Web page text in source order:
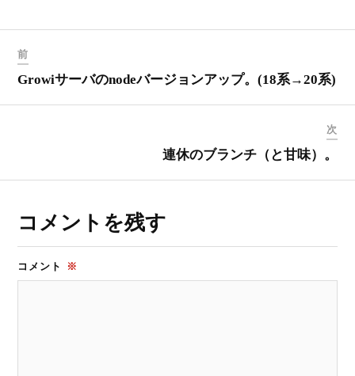
前
Growiサーバのnodeバージョンアップ。(18系→20系)
次
連休のブランチ（と甘味）。
コメントを残す
コメント ※